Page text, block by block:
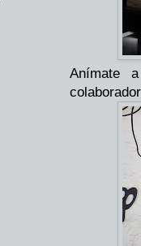
Anímate